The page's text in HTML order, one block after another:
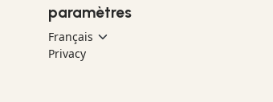
paramètres
Privacy